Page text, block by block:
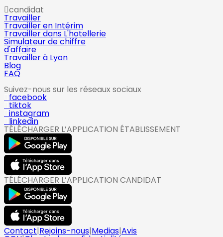
candidat
Travailler
Travailler en Intérim
Travailler dans L'hotellerie
Simulateur de chiffre
d'affaire
Travailler à Lyon
Blog
FAQ
Suivez-nous sur les réseaux sociaux
facebook
tiktok
instagram
linkedin
TÉLÉCHARGER L’APPLICATION ÉTABLISSEMENT
TÉLÉCHARGER L’APPLICATION CANDIDAT
Contact|Rejoins-nous|Medias|Avis